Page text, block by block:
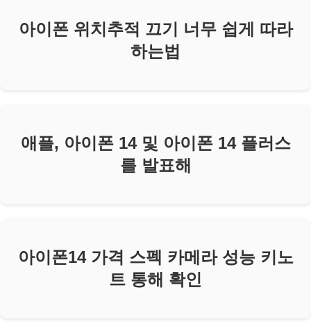
아이폰 위치추적 끄기 너무 쉽게 따라
하는법
애플, 아이폰 14 및 아이폰 14 플러스
를 발표해
아이폰14 가격 스펙 카메라 성능 키노
트 통해 확인